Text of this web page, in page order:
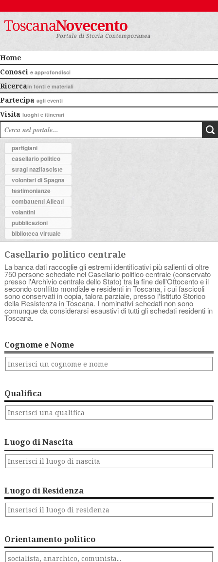
Home
Conosci e approfondisci
Ricercain fonti e materiali
Partecipa agli eventi
Visita luoghi e itinerari
partigiani
casellario politico
stragi nazifasciste
volontari di Spagna
testimonianze
combattenti Alleati
volantini
pubblicazioni
biblioteca virtuale
Casellario politico centrale
La banca dati raccoglie gli estremi identificativi più salienti di oltre
750 persone schedate nel Casellario politico centrale (conservato
presso l'Archivio centrale dello Stato) tra la fine dell'Ottocento e il
secondo conflitto mondiale e residenti in Toscana, i cui fascicoli
sono conservati in copia, talora parziale, presso l'Istituto Storico
della Resistenza in Toscana. I nominativi schedati non sono
comunque da considerarsi esaustivi di tutti gli schedati residenti in
Toscana.
Cognome e Nome
Qualifica
Luogo di Nascita
Luogo di Residenza
Orientamento politico